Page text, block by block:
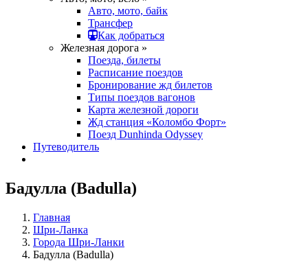
Авто, мото, байк
Трансфер
Как добраться
Железная дорога »
Поезда, билеты
Расписание поездов
Бронирование жд билетов
Типы поездов вагонов
Карта железной дороги
Жд станция «Коломбо Форт»
Поезд Dunhinda Odyssey
Путеводитель
Бадулла (Badulla)
Главная
Шри-Ланка
Города Шри-Ланки
Бадулла (Badulla)